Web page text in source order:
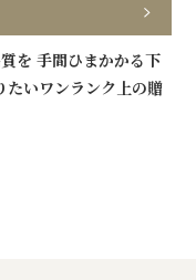
を 手間ひまかかる下
たいワンランク上の贈